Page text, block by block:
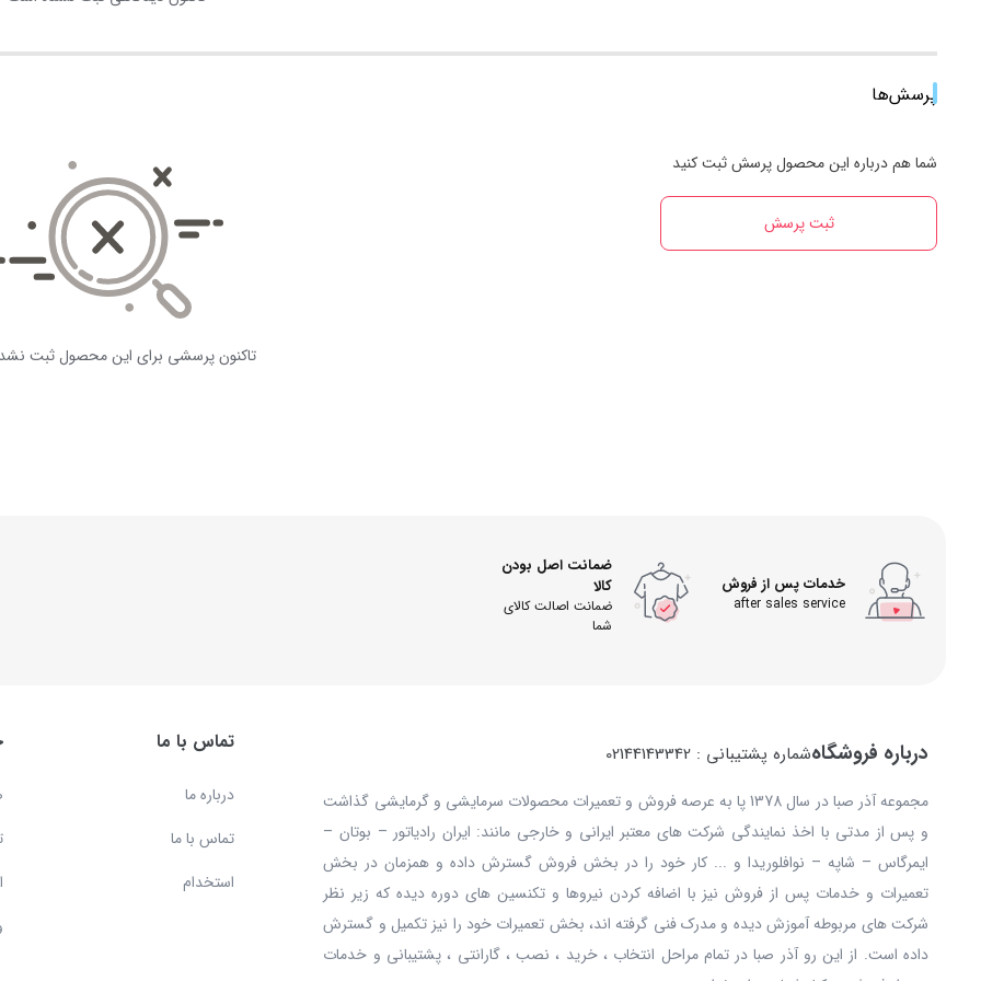
پرسش‌ها
شما هم درباره این محصول پرسش ثبت کنید
ثبت پرسش
تاکنون پرسشی برای این محصول ثبت
خدمات پس از فروش
after sales service
ضمانت اصل بودن
کالا
ضمانت اصالت کالای
شما
درباره فروشگاهشماره پشتیبانی : 02144143342
مجموعه آذر صبا در سال 1378 پا به عرصه فروش و تعمیرات محصولات سرمایشی و گرمایشی گذاشت
و پس از مدتی با اخذ نمایندگی شرکت های معتبر ایرانی و خارجی مانند: ایران رادیاتور – بوتان –
ایمرگاس – شاپه – نوافلوریدا و ... کار خود را در بخش فروش گسترش داده و همزمان در بخش
تعمیرات و خدمات پس از فروش نیز با اضافه کردن نیروها و تکنسین های دوره دیده که زیر نظر
شرکت های مربوطه آموزش دیده و مدرک فنی گرفته اند، بخش تعمیرات خود را نیز تکمیل و گسترش
داده است. از این رو آذر صبا در تمام مراحل انتخاب ، خرید ، نصب ، گارانتی ، پشتیبانی و خدمات
تماس با ما
درباره ما
تماس با ما
استخدام